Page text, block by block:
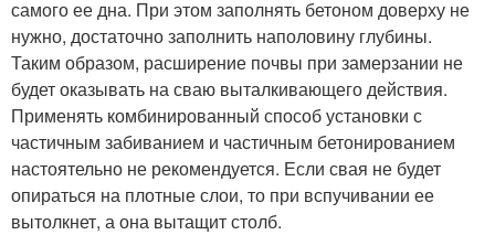
самого ее дна. При этом заполнять бетоном доверху не
нужно, достаточно заполнить наполовину глубины.
Таким образом, расширение почвы при замерзании не
будет оказывать на сваю выталкивающего действия.
Применять комбинированный способ установки с
частичным забиванием и частичным бетонированием
настоятельно не рекомендуется. Если свая не будет
опираться на плотные слои, то при вспучивании ее
вытолкнет, а она вытащит столб.